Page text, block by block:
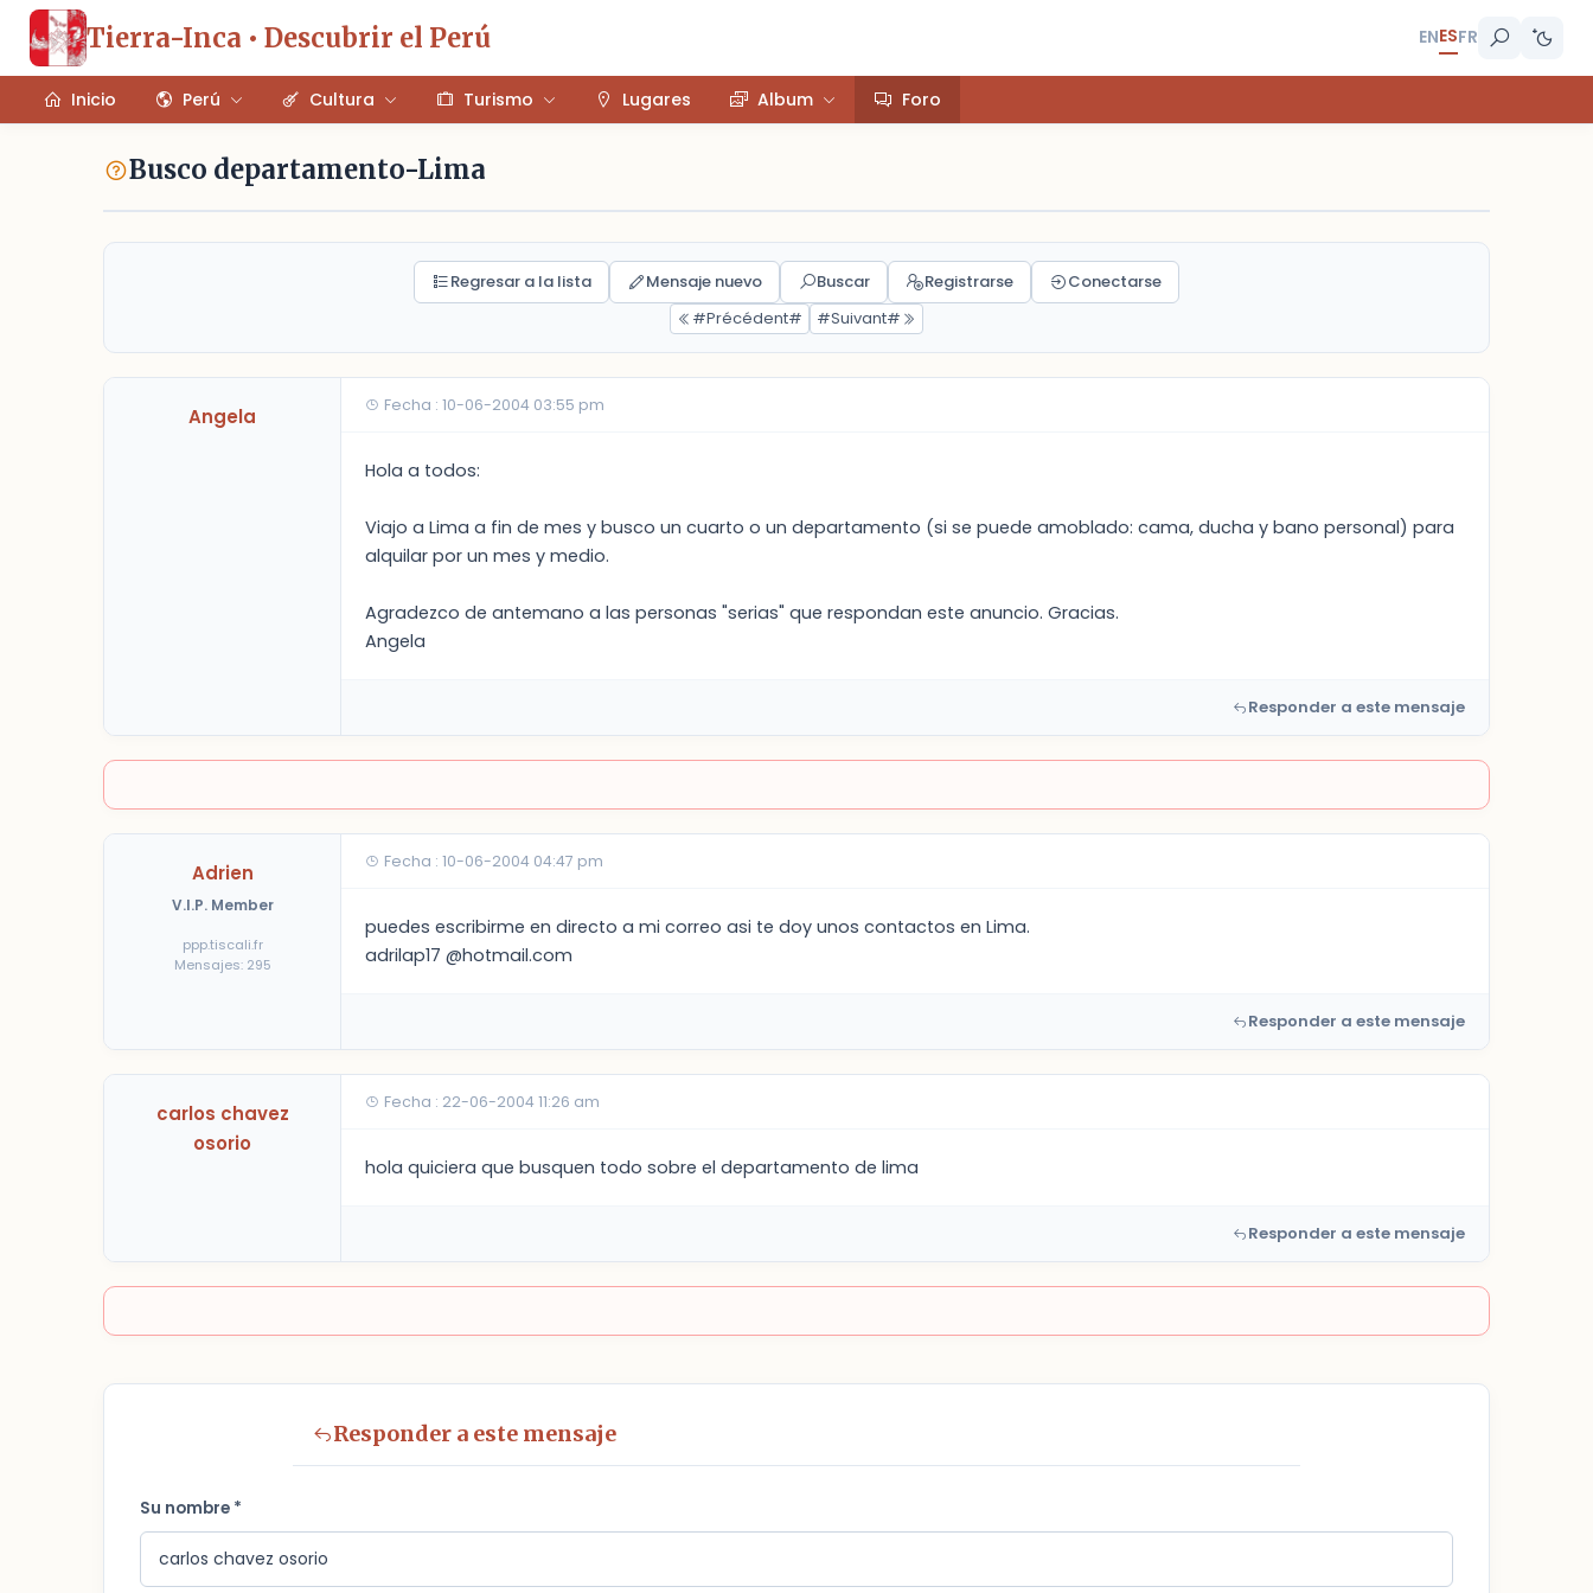
Tierra-Inca • Descubrir el Perú ENESFR
Inicio Perú Cultura Turismo Lugares Album Foro
Busco departamento-Lima
Regresar a la lista Mensaje nuevo Buscar Registrarse
Conectarse
#Précédent#
#Suivant#
Angela Fecha : 10-06-2004 03:55 pm
Hola a todos:
Viajo a Lima a fin de mes y busco un cuarto o un departamento (si se puede amoblado: cama, ducha y bano personal) para
alquilar por un mes y medio.
Agradezco de antemano a las personas "serias" que respondan este anuncio. Gracias.
Angela
Responder a este mensaje
Adrien
V.I.P. Member
ppp.tiscali.fr
Mensajes: 295
Fecha : 10-06-2004 04:47 pm
puedes escribirme en directo a mi correo asi te doy unos contactos en Lima.
adrilap17 @hotmail.com
Responder a este mensaje
carlos chavez
osorio
Fecha : 22-06-2004 11:26 am
hola quiciera que busquen todo sobre el departamento de lima
Responder a este mensaje
Responder a este mensaje
Su nombre *